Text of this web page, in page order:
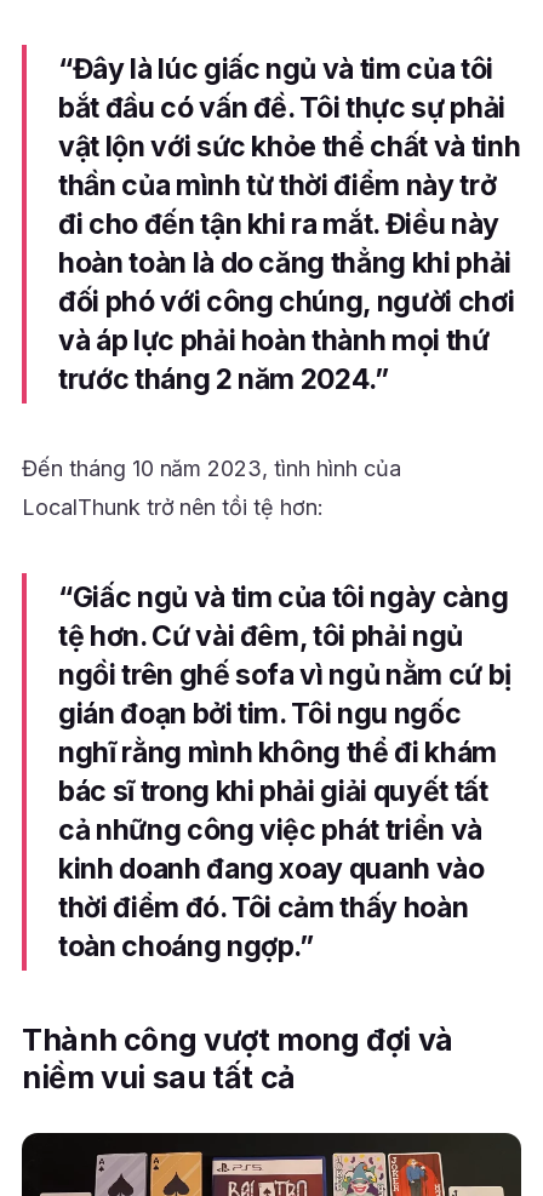
“Đây là lúc giấc ngủ và tim của tôi
bắt đầu có vấn đề. Tôi thực sự phải
vật lộn với sức khỏe thể chất và tinh
thần của mình từ thời điểm này trở
đi cho đến tận khi ra mắt. Điều này
hoàn toàn là do căng thẳng khi phải
đối phó với công chúng, người chơi
và áp lực phải hoàn thành mọi thứ
trước tháng 2 năm 2024.”
Đến tháng 10 năm 2023, tình hình của
LocalThunk trở nên tồi tệ hơn:
“Giấc ngủ và tim của tôi ngày càng
tệ hơn. Cứ vài đêm, tôi phải ngủ
ngồi trên ghế sofa vì ngủ nằm cứ bị
gián đoạn bởi tim. Tôi ngu ngốc
nghĩ rằng mình không thể đi khám
bác sĩ trong khi phải giải quyết tất
cả những công việc phát triển và
kinh doanh đang xoay quanh vào
thời điểm đó. Tôi cảm thấy hoàn
toàn choáng ngợp.”
Thành công vượt mong đợi và
niềm vui sau tất cả